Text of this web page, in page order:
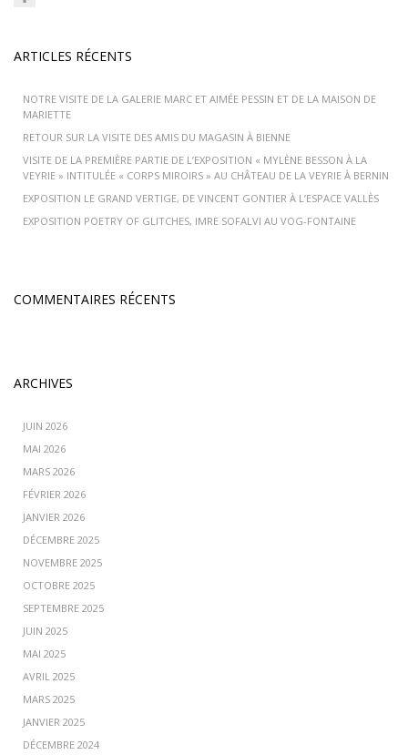
ARTICLES RÉCENTS
NOTRE VISITE DE LA GALERIE MARC ET AIMÉE PESSIN ET DE LA MAISON DE
MARIETTE
RETOUR SUR LA VISITE DES AMIS DU MAGASIN À BIENNE
VISITE DE LA PREMIÈRE PARTIE DE L’EXPOSITION « MYLÈNE BESSON À LA
VEYRIE » INTITULÉE « CORPS MIROIRS » AU CHÂTEAU DE LA VEYRIE À BERNIN
EXPOSITION LE GRAND VERTIGE, DE VINCENT GONTIER À L’ESPACE VALLÈS
EXPOSITION POETRY OF GLITCHES, IMRE SOFALVI AU VOG-FONTAINE
COMMENTAIRES RÉCENTS
ARCHIVES
JUIN 2026
MAI 2026
MARS 2026
FÉVRIER 2026
JANVIER 2026
DÉCEMBRE 2025
NOVEMBRE 2025
OCTOBRE 2025
SEPTEMBRE 2025
JUIN 2025
MAI 2025
AVRIL 2025
MARS 2025
JANVIER 2025
DÉCEMBRE 2024